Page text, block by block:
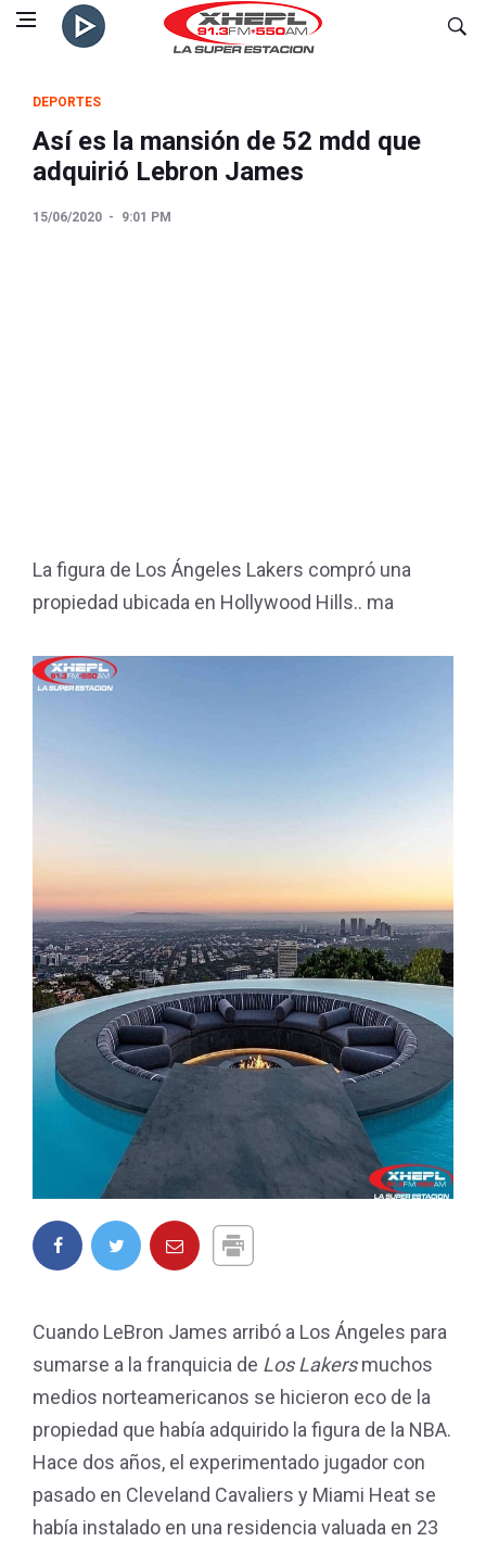
DEPORTES
Así es la mansión de 52 mdd que
adquirió Lebron James
15/06/2020 9:01 PM
La figura de Los Ángeles Lakers compró una
propiedad ubicada en Hollywood Hills.. ma
Cuando LeBron James arribó a Los Ángeles para
sumarse a la franquicia de Los Lakersmuchos
medios norteamericanos se hicieron eco de la
propiedad que había adquirido la figura de la NBA.
Hace dos años, el experimentado jugador con
pasado en Cleveland Cavaliers y Miami Heat se
había instalado en una residencia valuada en 23